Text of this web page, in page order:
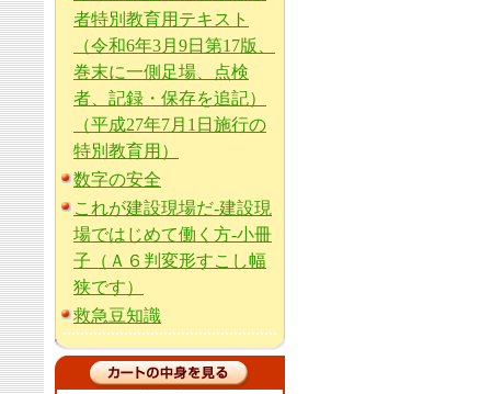
者特別教育用テキスト
（令和6年3月9日第17版、
巻末に一側足場、点検
者、記録・保存を追記）
（平成27年7月1日施行の
特別教育用）
数字の安全
これが建設現場だ-建設現
場ではじめて働く方-小冊
子（Ａ６判変形すこし幅
狭です）
救急豆知識